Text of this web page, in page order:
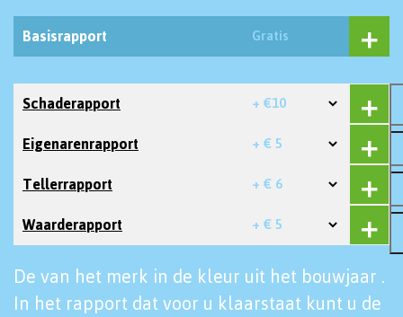
Basisrapport Gratis
Schaderapport + €10
Eigenarenrapport + € 5
Tellerrapport + € 6
Waarderapport + € 5
De van het merk in de kleur uit het bouwjaar .
In het rapport dat voor u klaarstaat kunt u de